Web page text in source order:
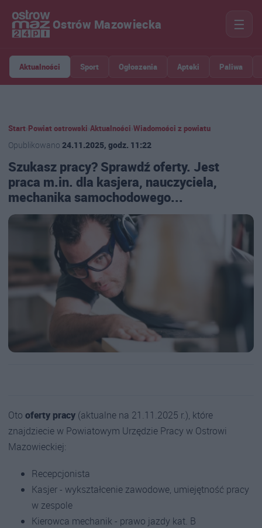
Ostrów Mazowiecka ☰
Aktualności Sport Ogłoszenia Apteki Paliwa
Start Powiat ostrowski Aktualności Wiadomości z powiatu
Opublikowano 24.11.2025, godz. 11:22
Szukasz pracy? Sprawdź oferty. Jest
praca m.in. dla kasjera, nauczyciela,
mechanika samochodowego...
Oto oferty pracy (aktualne na 21.11.2025 r.), które
znajdziecie w Powiatowym Urzędzie Pracy w Ostrowi
Mazowieckiej:
Recepcjonista
Kasjer - wykształcenie zawodowe, umiejętność pracy
w zespole
Kierowca mechanik - prawo jazdy kat. B